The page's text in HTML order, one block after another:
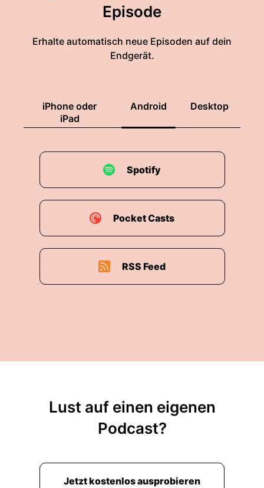
Episode
Erhalte automatisch neue Episoden auf dein
Endgerät.
iPhone oder
iPad
Android Desktop
Spotify
Pocket Casts
RSS Feed
Lust auf einen eigenen
Podcast?
Jetzt kostenlos ausprobieren